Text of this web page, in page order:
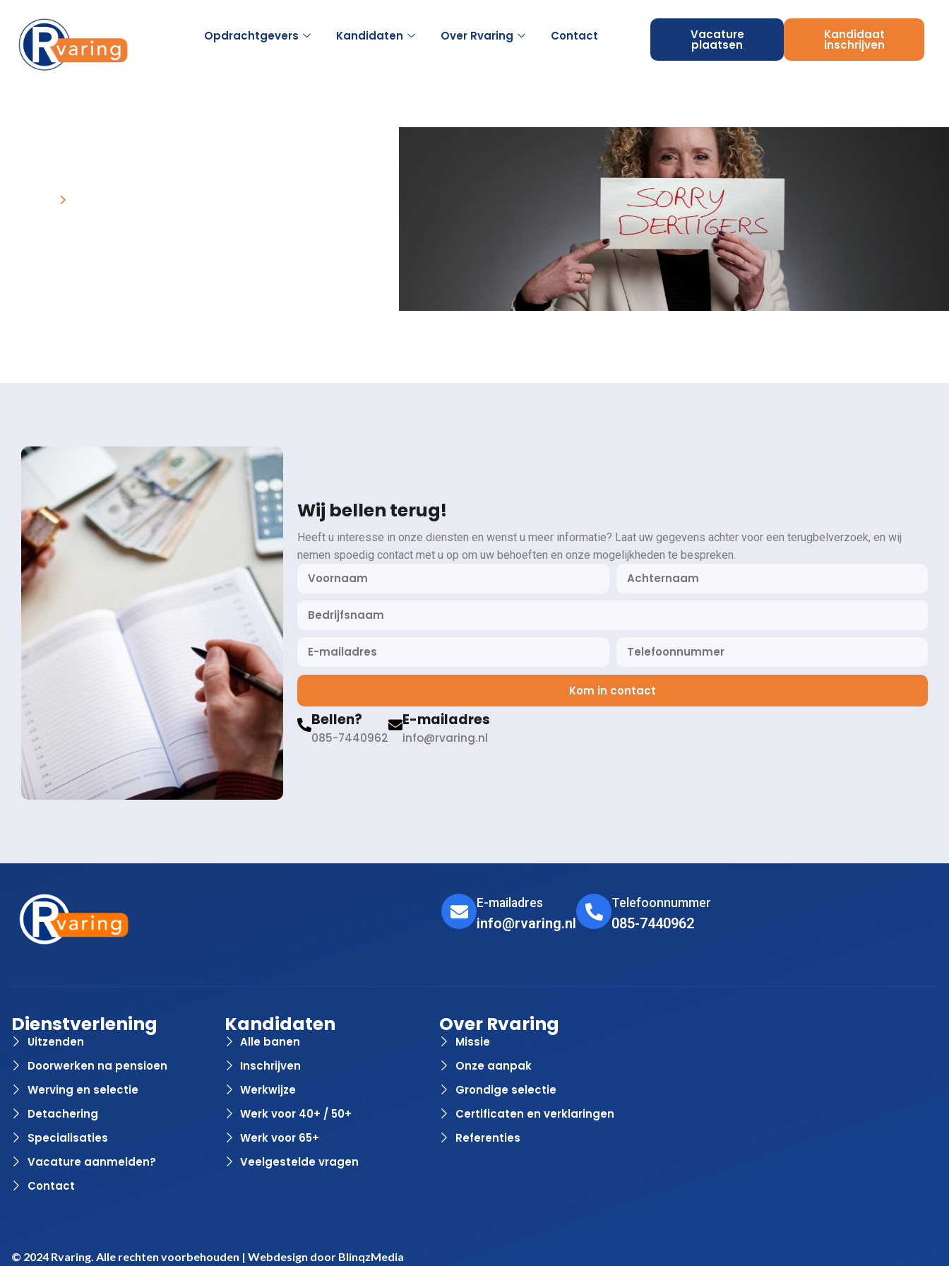
Opdrachtgevers Kandidaten Over Rvaring Contact Vacature
plaatsen
Kandidaat
inschrijven
Wij bellen terug!
Heeft u interesse in onze diensten en wenst u meer informatie? Laat uw gegevens achter voor een terugbelverzoek, en wij
nemen spoedig contact met u op om uw behoeften en onze mogelijkheden te bespreken.
Kom in contact
Bellen?
085-7440962
E-mailadres
info@rvaring.nl
E-mailadres
info@rvaring.nl
Telefoonnummer
085-7440962
Dienstverlening
Uitzenden
Doorwerken na pensioen
Werving en selectie
Detachering
Specialisaties
Vacature aanmelden?
Contact
Kandidaten
Alle banen
Inschrijven
Werkwijze
Werk voor 40+ / 50+
Werk voor 65+
Veelgestelde vragen
Over Rvaring
Missie
Onze aanpak
Grondige selectie
Certificaten en verklaringen
Referenties
© 2024 Rvaring. Alle rechten voorbehouden | Webdesign door BlinqzMedia